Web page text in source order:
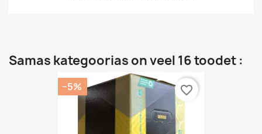
Samas kategoorias on veel 16 toodet :
−5% favorite_border